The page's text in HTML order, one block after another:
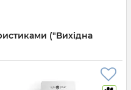
("Вихідна